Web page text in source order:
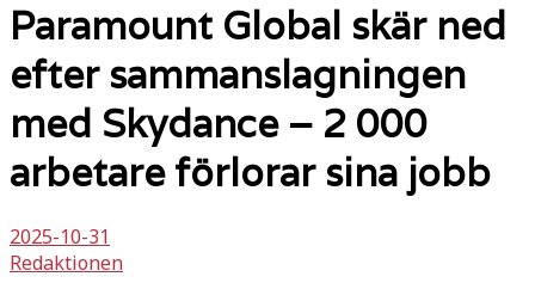
Paramount Global skär ned
efter sammanslagningen
med Skydance – 2 000
arbetare förlorar sina jobb
2025-10-31
Redaktionen